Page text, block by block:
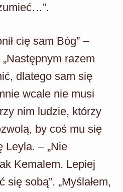
cię sam Bóg” –
razem
dlatego sam się
wcale nie musi
nim ludzie, którzy
by coś mu się
Leyla. – „Nie
Kemalem. Lepiej
sobą”. „Myślałem,